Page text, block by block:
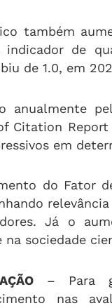
também
indicador de
de 1.0, em
anualmente
Citation
em
do Fator
Já o
na sociedade
– Para
nas